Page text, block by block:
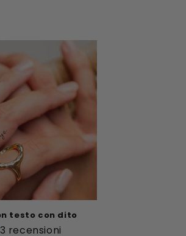
testo con dito
3 recensioni